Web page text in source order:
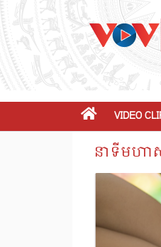
VIDEO
នាទីមហា